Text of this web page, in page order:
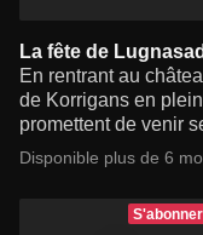
La fête de Lugnasad
En rentrant au
de Korrigans en
promettent de venir
Disponible plus de 6
S'abonner